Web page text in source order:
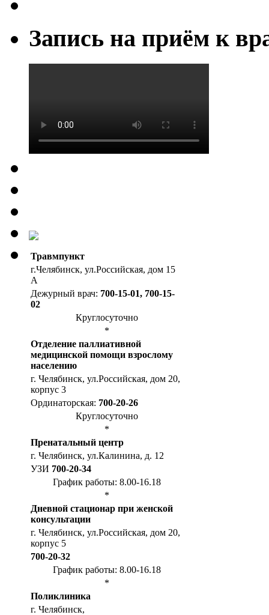
Запись на приём к
Травмпункт
г.Челябинск, ул.Российская, дом 15
А
Дежурный врач: 700-15-01, 700-15-
02
Круглосуточно
*
Отделение паллиативной
медицинской помощи взрослому
населению
г. Челябинск, ул.Российская, дом 20,
корпус 3
Ординаторская: 700-20-26
Круглосуточно
*
Пренатальный центр
г. Челябинск, ул.Калинина, д. 12
УЗИ 700-20-34
График работы: 8.00-16.18
*
Дневной стационар при женской
консультации
г. Челябинск, ул.Российская, дом 20,
корпус 5
700-20-32
График работы: 8.00-16.18
*
Поликлиника
г. Челябинск,